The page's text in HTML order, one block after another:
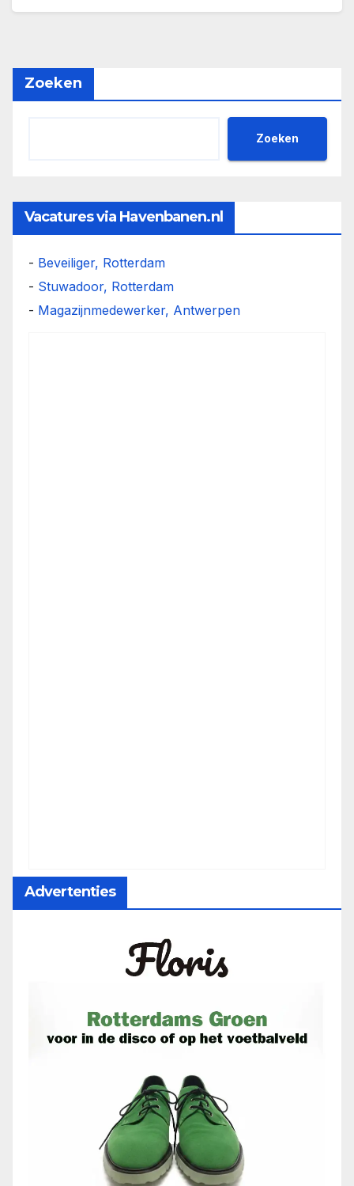
Zoeken
Zoeken
Vacatures via Havenbanen.nl
- Beveiliger, Rotterdam
- Stuwadoor, Rotterdam
- Magazijnmedewerker, Antwerpen
Advertenties